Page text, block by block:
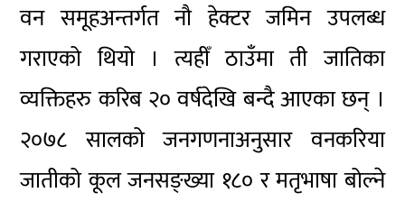
वन समूहअन्तर्गत नौ हेक्टर जमिन उपलब्ध
गराएको थियो । त्यहीँ ठाउँमा ती जातिका
व्यक्तिहरु करिब २० वर्षदेखि बन्दै आएका छन् ।
२०७८ सालको जनगणनाअनुसार वनकरिया
जातीको कूल जनसङ्ख्या १८० र मतृभाषा बोल्ने